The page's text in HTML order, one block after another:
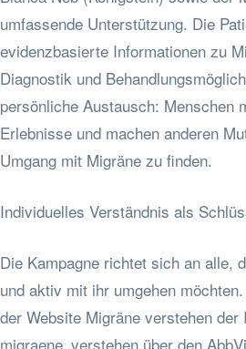
umfassende Unterstützung. Die
evidenzbasierte Informationen zu
Diagnostik und
persönliche Austausch: Menschen
Erlebnisse und machen anderen
Umgang mit Migräne zu finden.
Individuelles Verständnis als
Die Kampagne richtet sich an alle,
und aktiv mit ihr umgehen
der Website Migräne verstehen
migraene_verstehen über den